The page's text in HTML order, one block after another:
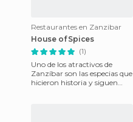
Restaurantes en Zanzibar
House of Spices
(1)
Uno de los atractivos de
Zanzíbar son las especias que
hicieron historia y siguen